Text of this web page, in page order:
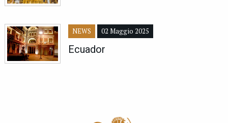
NEWS 02 Maggio 2025
Ecuador